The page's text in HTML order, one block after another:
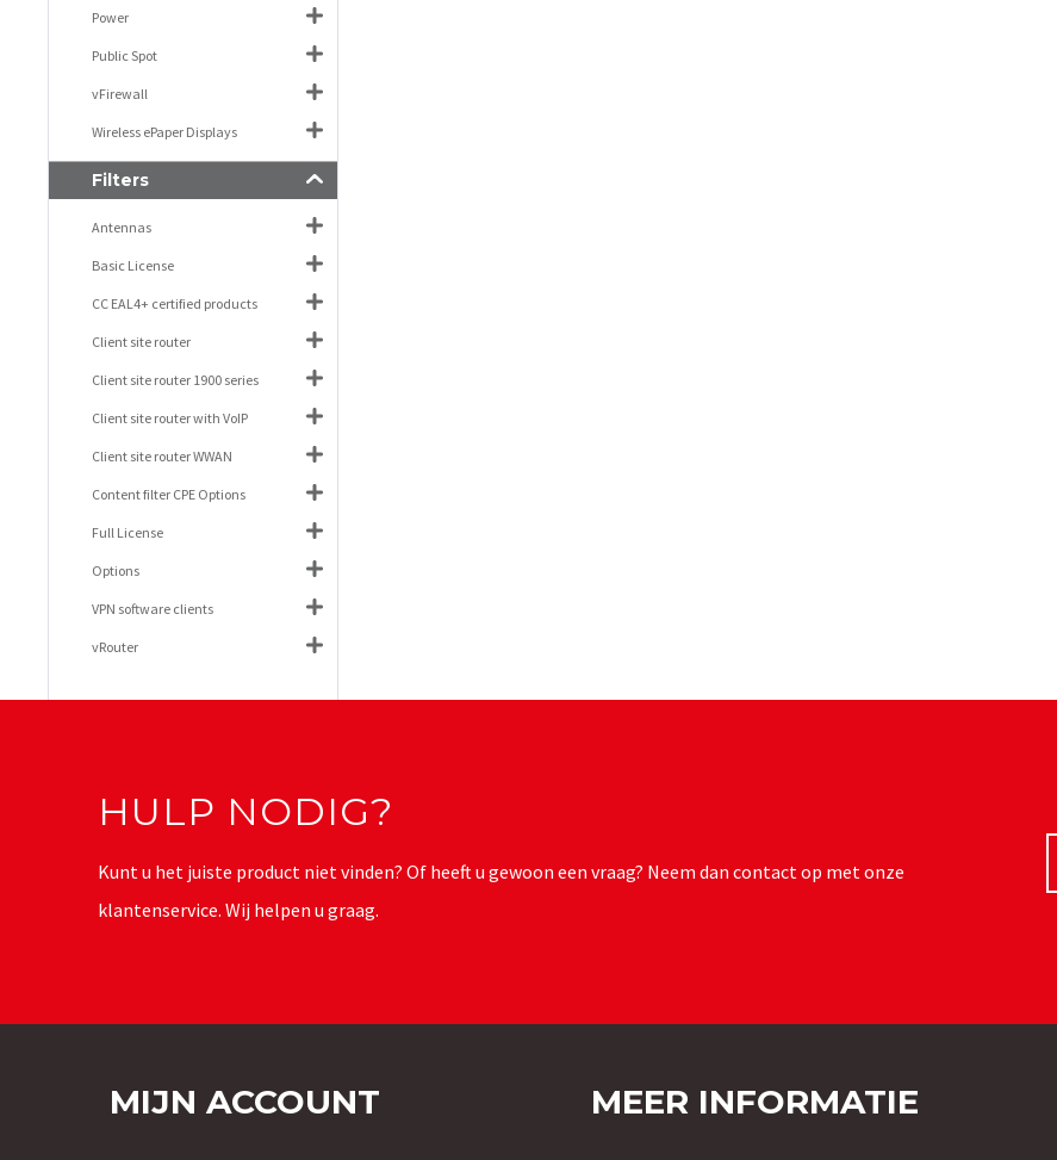
Power
Public Spot
vFirewall
Wireless ePaper Displays
Filters
Antennas
Basic License
CC EAL4+ certified products
Client site router
Client site router 1900 series
Client site router with VoIP
Client site router WWAN
Content filter CPE Options
Full License
Options
VPN software clients
vRouter
HULP NODIG?
Kunt u het juiste product niet vinden? Of heeft u gewoon een vraag? Neem dan contact op met onze
klantenservice. Wij helpen u graag.
MIJN ACCOUNT MEER INFORMATIE